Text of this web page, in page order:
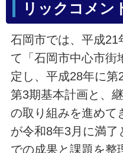
リックコメン
石岡市では、平成21
て「石岡市中心市街
定し、平成28年に第
第3期基本計画と、
の取り組みを進めて
が令和8年3月に満了
での成果と課題を整